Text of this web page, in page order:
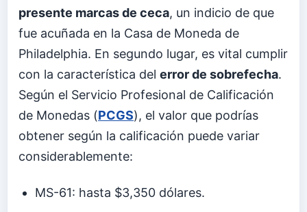
presente marcas de ceca, un indicio de que
fue acuñada en la Casa de Moneda de
Philadelphia. En segundo lugar, es vital cumplir
con la característica del error de sobrefecha.
Según el Servicio Profesional de Calificación
de Monedas (PCGS), el valor que podrías
obtener según la calificación puede variar
considerablemente:
MS-61: hasta $3,350 dólares.